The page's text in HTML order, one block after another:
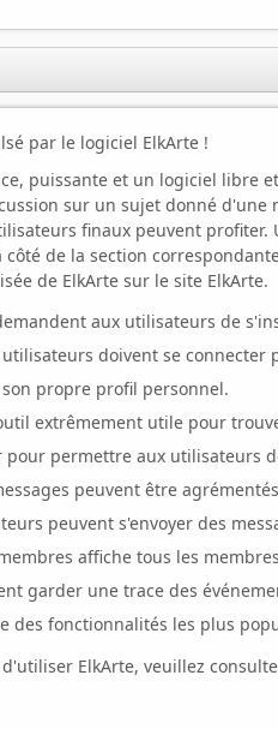
par le logiciel ElkArte !
puissante et un logiciel
sur un sujet donné
finaux peuvent
de la section
de ElkArte sur le site ElkArte.
aux utilisateurs de
doivent se connecter
propre profil personnel.
extrêmement utile pour
permettre aux utilisateurs
peuvent être
peuvent s'envoyer des
affiche tous les
garder une trace des
des fonctionnalités les plus
ElkArte, veuillez